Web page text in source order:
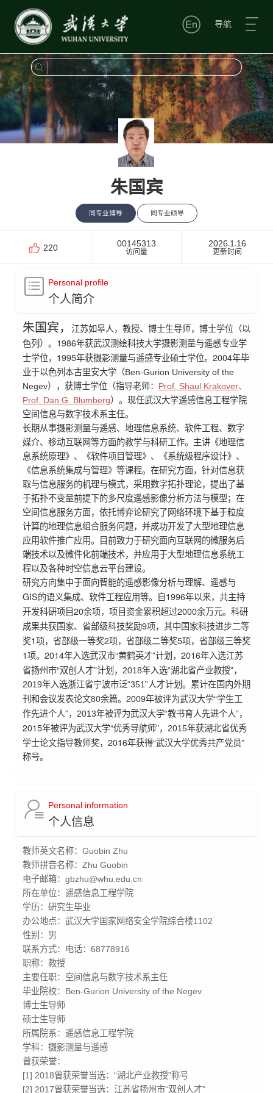
导航
朱国宾
同专业博导 同专业硕导
220 00145313
访问量
2026-1-16
更新时间
Personal profile
个人简介
朱国宾，
江苏如皋人，教授、博士生导师，博士学位（以
色列）。 1986年获武汉测绘科技大学摄影测量与遥感专业学
士学位， 1995年获摄影测量与遥感专业硕士学位。 2004年毕
业于以色列本古里安大学（Ben-Gurion University of the
Negev），获博士学位（指导老师： Prof. Shaul Krakover、
Prof. Dan G. Blumberg）。现任武汉大学遥感信息工程学院
空间信息与数字技术系主任。
长期从事摄影测量与遥感、地理信息系统、软件工程、数字
媒介、移动互联网等方面的教学与科研工作。主讲《地理信
息系统原理》、《软件项目管理》、《系统级程序设计》、
《信息系统集成与管理》等课程。在研究方面，针对信息获
取与信息服务的机理与模式，采用数字拓扑理论，提出了基
于拓扑不变量前提下的多尺度遥感影像分析方法与模型；在
空间信息服务方面，依托博弈论研究了网络环境下基于粒度
计算的地理信息组合服务问题，并成功开发了大型地理信息
应用软件推广应用。目前致力于研究面向互联网的微服务后
端技术以及微件化前端技术，并应用于大型地理信息系统工
程以及各种时空信息云平台建设。
研究方向集中于面向智能的遥感影像分析与理解、遥感与
GIS的语义集成、软件工程应用等。自 1996年以来，共主持
开发科研项目20余项，项目资金累积超过2000余万元。科研
成果共获国家、省部级科技奖励9项，其中国家科技进步二等
奖1项，省部级一等奖2项，省部级二等奖5项，省部级三等奖
1项。 2014年入选武汉市“黄鹤英才”计划， 2016年入选江苏
省扬州市“双创人才”计划，2018年入选“湖北省产业教授”，
2019年入选浙江省宁波市泛“351”人才计划。累计在国内外期
刊和会议发表论文80余篇。 2009年被评为武汉大学“学生工
作先进个人”，2013年被评为武汉大学“教书育人先进个人”，
2015年被评为武汉大学“优秀导航师”，2015年获湖北省优秀
学士论文指导教师奖， 2016年获得“武汉大学优秀共产党员”
称号。
Personal information
个人信息
教师英文名称： Guobin Zhu
教师拼音名称： Zhu Guobin
电子邮箱： gbzhu@whu.edu.cn
所在单位： 遥感信息工程学院
学历： 研究生毕业
办公地点： 武汉大学国家网络安全学院综合楼1102
性别： 男
联系方式： 电话：68778916
职称： 教授
主要任职： 空间信息与数字技术系主任
毕业院校： Ben-Gurion University of the Negev
博士生导师
硕士生导师
所属院系： 遥感信息工程学院
学科： 摄影测量与遥感
曾获荣誉：
[1] 2018曾获荣誉当选：“湖北产业教授”称号
[2] 2017曾获荣誉当选：江苏省扬州市“双创人才”